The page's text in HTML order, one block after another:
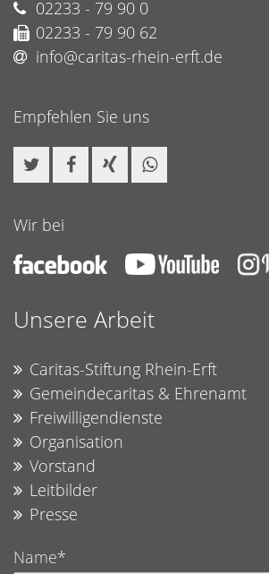
02233 - 79 90 0
02233 - 79 90 62
info@caritas-rhein-erft.de
Empfehlen Sie uns
Wir bei
Unsere Arbeit
Caritas-Stiftung Rhein-Erft
Gemeindecaritas & Ehrenamt
Freiwilligendienste
Organisation
Vorstand
Leitbilder
Presse
Name*